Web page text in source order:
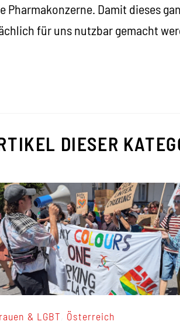
Pharmakonzerne. Damit dieses
für uns nutzbar gemacht
DIESER
& LGBT Österreich